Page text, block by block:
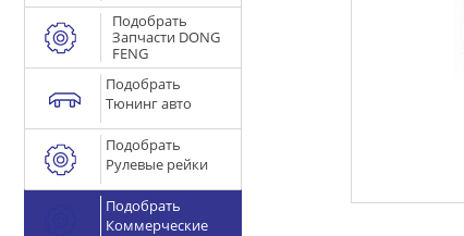
Подобрать
Запчасти DONG
FENG
Подобрать
Тюнинг авто
Подобрать
Рулевые рейки
Подобрать
Коммерческие